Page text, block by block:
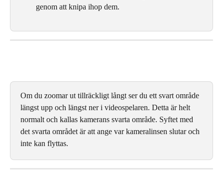
genom att knipa ihop dem.
Om du zoomar ut tillräckligt långt ser du ett svart område
längst upp och längst ner i videospelaren. Detta är helt
normalt och kallas kamerans svarta område. Syftet med
det svarta området är att ange var kameralinsen slutar och
inte kan flyttas.